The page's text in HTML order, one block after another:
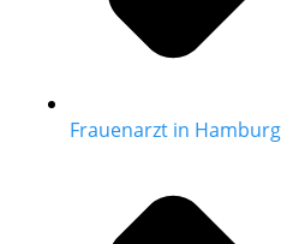
Frauenarzt in Hamburg